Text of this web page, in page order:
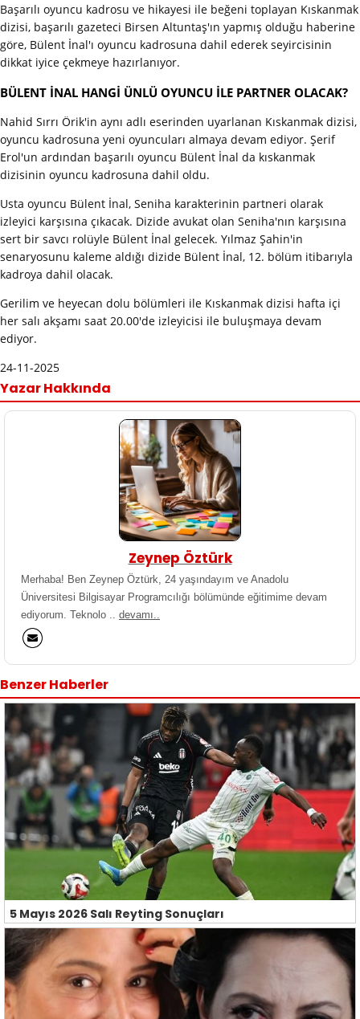
Başarılı oyuncu kadrosu ve hikayesi ile beğeni toplayan Kıskanmak
dizisi, başarılı gazeteci Birsen Altuntaş'ın yapmış olduğu haberine
göre, Bülent İnal'ı oyuncu kadrosuna dahil ederek seyircisinin
dikkat iyice çekmeye hazırlanıyor.
BÜLENT İNAL HANGİ ÜNLÜ OYUNCU İLE PARTNER OLACAK?
Nahid Sırrı Örik'in aynı adlı eserinden uyarlanan Kıskanmak dizisi,
oyuncu kadrosuna yeni oyuncuları almaya devam ediyor. Şerif
Erol'un ardından başarılı oyuncu Bülent İnal da kıskanmak
dizisinin oyuncu kadrosuna dahil oldu.
Usta oyuncu Bülent İnal, Seniha karakterinin partneri olarak
izleyici karşısına çıkacak. Dizide avukat olan Seniha'nın karşısına
sert bir savcı rolüyle Bülent İnal gelecek. Yılmaz Şahin'in
senaryosunu kaleme aldığı dizide Bülent İnal, 12. bölüm itibarıyla
kadroya dahil olacak.
Gerilim ve heyecan dolu bölümleri ile Kıskanmak dizisi hafta içi
her salı akşamı saat 20.00'de izleyicisi ile buluşmaya devam
ediyor.
24-11-2025
Yazar Hakkında
Zeynep Öztürk
Merhaba! Ben Zeynep Öztürk, 24 yaşındayım ve Anadolu
Üniversitesi Bilgisayar Programcılığı bölümünde eğitimime devam
ediyorum. Teknolo .. devamı..
Benzer Haberler
5 Mayıs 2026 Salı Reyting Sonuçları